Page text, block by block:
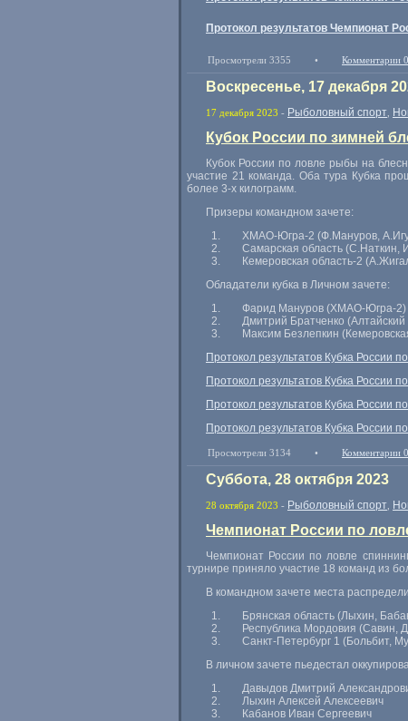
Протокол результатов Чемпионат
Просмотрели 3355 • Комментарии 0
Воскресенье, 17 декабря
17 декабря 2023 - Рыболовный спорт
Кубок России по зимней
Кубок России по ловле рыбы на
участие 21 команда. Оба тура Кубка
более 3-х килограмм.
Призеры командном зачете:
ХМАО-Югра-2 (Ф.Мануров,
Самарская область (С.Наткин,
Кемеровская область-2
Обладатели кубка в Личном зачете:
Фарид Мануров (ХМАО-Югра-2)
Дмитрий Братченко
Максим Безлепкин
Протокол результатов Кубка России
Протокол результатов Кубка России
Протокол результатов Кубка России
Протокол результатов Кубка России
Просмотрели 3134 • Комментарии 0
Суббота, 28 октября 2023
28 октября 2023 - Рыболовный спорт
Чемпионат России по
Чемпионат России по ловле
турнире приняло участие 18 команд из
В командном зачете места
Брянская область (Лыхин,
Республика Мордовия (Савин,
Санкт-Петербург 1 (Больбит,
В личном зачете пьедестал
Давыдов Дмитрий
Лыхин Алексей Алексеевич
Кабанов Иван Сергеевич